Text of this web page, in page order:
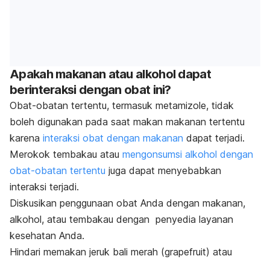
Apakah makanan atau alkohol dapat
berinteraksi dengan obat ini?
Obat-obatan tertentu, termasuk metamizole, tidak
boleh digunakan pada saat makan makanan tertentu
karena interaksi obat dengan makanan dapat terjadi.
Merokok tembakau atau mengonsumsi alkohol dengan
obat-obatan tertentu juga dapat menyebabkan
interaksi terjadi.
Diskusikan penggunaan obat Anda dengan makanan,
alkohol, atau tembakau dengan penyedia layanan
kesehatan Anda.
Hindari memakan jeruk bali merah (grapefruit) atau